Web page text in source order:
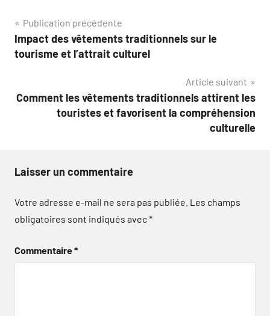
Navigation
de
Publication précédente
Impact des vêtements traditionnels sur le
tourisme et l’attrait culturel
Article suivant
Comment les vêtements traditionnels attirent les
touristes et favorisent la compréhension
culturelle
Laisser un commentaire
Votre adresse e-mail ne sera pas publiée. Les champs
obligatoires sont indiqués avec*
Commentaire*